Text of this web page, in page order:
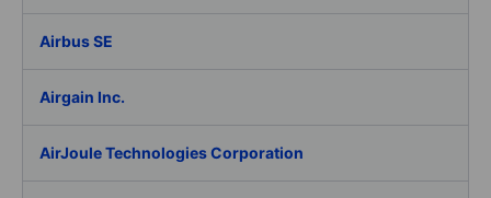
Airbus SE
Airgain Inc.
AirJoule Technologies Corporation